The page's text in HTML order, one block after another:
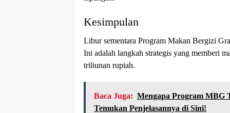
Kesimpulan
Libur sementara Program Makan Bergizi
Ini adalah langkah strategis yang memberi
triliunan rupiah.
Baca Juga: Mengapa Program MBG
Temukan Penjelasannya di Sini!